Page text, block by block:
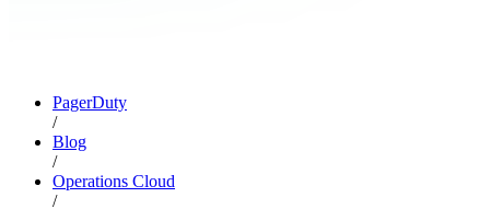
PagerDuty
/
Blog
/
Operations Cloud
/